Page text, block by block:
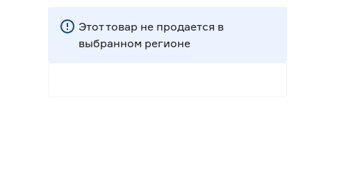
Этот товар не продается в
выбранном регионе